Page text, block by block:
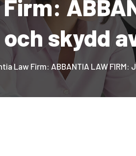
skydd
Law Firm: ABBANTIA LAW